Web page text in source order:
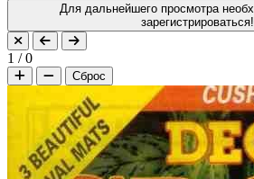
Для дальнейшего просмотра необходимо войти или
зарегистрироваться!
1 /0
Сброс